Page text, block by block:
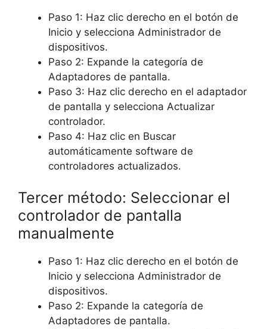
Paso 1: Haz clic derecho en el botón de
Inicio y selecciona Administrador de
dispositivos.
Paso 2: Expande la categoría de
Adaptadores de pantalla.
Paso 3: Haz clic derecho en el adaptador
de pantalla y selecciona Actualizar
controlador.
Paso 4: Haz clic en Buscar
automáticamente software de
controladores actualizados.
Tercer método: Seleccionar el
controlador de pantalla
manualmente
Paso 1: Haz clic derecho en el botón de
Inicio y selecciona Administrador de
dispositivos.
Paso 2: Expande la categoría de
Adaptadores de pantalla.